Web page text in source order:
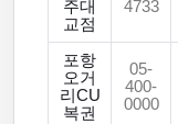
주대
교점
4733
포항
오거
리CU
복권
05-
400-
0000